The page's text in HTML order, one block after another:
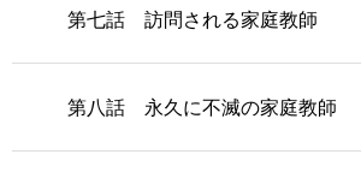
第七話 訪問される家庭教師
第八話 永久に不滅の家庭教師